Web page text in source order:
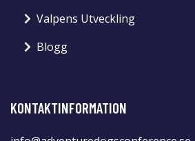
Valpens Utveckling
Blogg
KONTAKTINFORMATION